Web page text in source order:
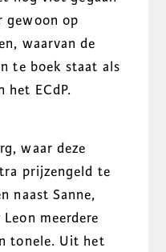
gewoon op
waarvan de
te boek staat als
het ECdP.
waar deze
prijzengeld te
naast Sanne,
meerdere
tonele. Uit het